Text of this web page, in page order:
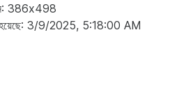
386x498
হয়েছে: 3/9/2025, 5:18:00 AM